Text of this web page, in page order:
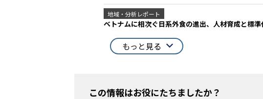
地域・分析レポート
ベトナムに相次ぐ日系外食の進出、人材育成と標
もっと見る
この情報はお役にたちましたか？